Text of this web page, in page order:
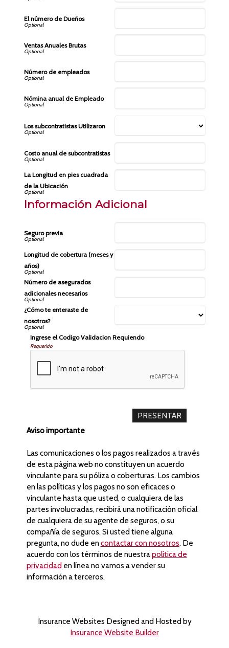
El número de Dueños
Ventas Anuales Brutas
Número de empleados
Nómina anual de Empleado
Los subcontratistas Utilizaron
Costo anual de subcontratistas
La Longitud en pies cuadrada
de la Ubicación
Información Adicional
Seguro previa
Longitud de cobertura (meses y
años)
Número de asegurados
adicionales necesarios
¿Cómo te enteraste de
nosotros?
Ingrese el Codigo Validacion Requiendo
Requerido
Aviso importante
Las comunicaciones o los pagos realizados a través
de esta página web no constituyen un acuerdo
vinculante para su póliza o coberturas. Los cambios
en las políticas y los pagos no son eficaces o
vinculante hasta que usted, o cualquiera de las
partes involucradas, recibirá una notificación oficial
de cualquiera de su agente de seguros, o su
compañía de seguros. Si usted tiene alguna
pregunta, no dude encontactar con nosotros. De
acuerdo con los términos de nuestrapolítica de
privacidaden línea no vamos a vender su
información a terceros.
Insurance Websites Designed and Hosted by
Insurance Website Builder